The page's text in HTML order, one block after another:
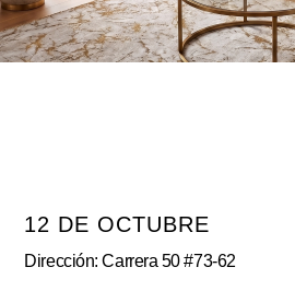
12 DE OCTUBRE
Dirección: Carrera 50 #73-62